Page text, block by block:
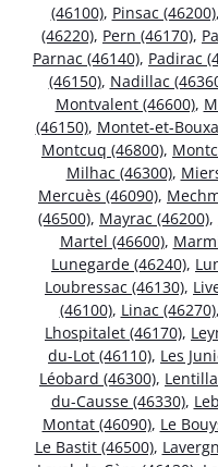
(46100), Pinsac (46200),
(46220), Pern (46170),
Parnac (46140), Padirac
(46150), Nadillac
Montvalent (46600),
(46150), Montet-et-
Montcuq (46800),
Milhac (46300),
Mercuès (46090),
(46500), Mayrac (46200),
Martel (46600),
Lunegarde (46240),
Loubressac (46130),
(46100), Linac (46270),
Lhospitalet (46170),
du-Lot (46110), Les
Léobard (46300),
du-Causse (46330),
Montat (46090), Le
Le Bastit (46500),